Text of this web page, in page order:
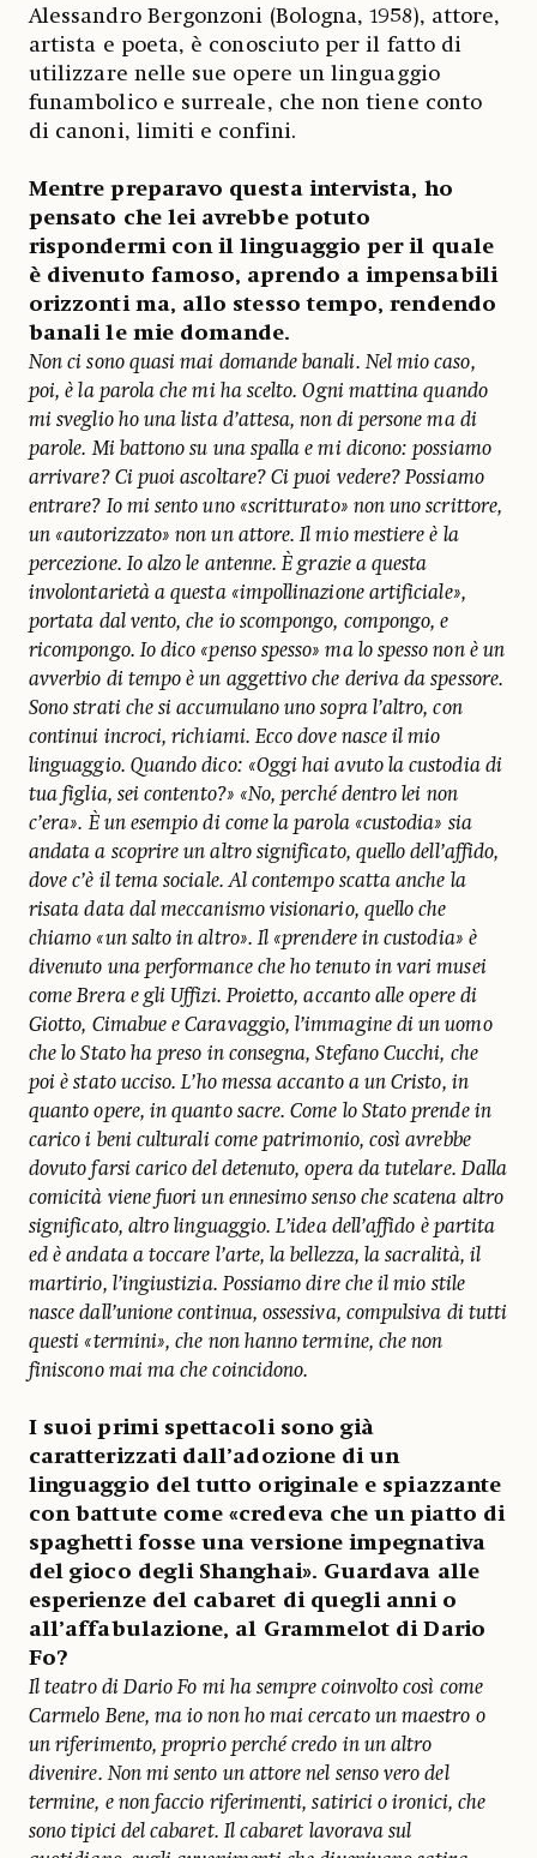
Alessandro Bergonzoni (Bologna, 1958), attore,
artista e poeta, è conosciuto per il fatto di
utilizzare nelle sue opere un linguaggio
funambolico e surreale, che non tiene conto
di canoni, limiti e confini.
Mentre preparavo questa intervista, ho
pensato che lei avrebbe potuto
rispondermi con il linguaggio per il quale
è divenuto famoso, aprendo a impensabili
orizzonti ma, allo stesso tempo, rendendo
banali le mie domande.
Non ci sono quasi mai domande banali. Nel mio caso,
poi, è la parola che mi ha scelto. Ogni mattina quando
mi sveglio ho una lista d’attesa, non di persone ma di
parole. Mi battono su una spalla e mi dicono: possiamo
arrivare? Ci puoi ascoltare? Ci puoi vedere? Possiamo
entrare? Io mi sento uno «scritturato» non uno scrittore,
un «autorizzato» non un attore. Il mio mestiere è la
percezione. Io alzo le antenne. È grazie a questa
involontarietà a questa «impollinazione artificiale»,
portata dal vento, che io scompongo, compongo, e
ricompongo. Io dico «penso spesso» ma lo spesso non è un
avverbio di tempo è un aggettivo che deriva da spessore.
Sono strati che si accumulano uno sopra l’altro, con
continui incroci, richiami. Ecco dove nasce il mio
linguaggio. Quando dico: «Oggi hai avuto la custodia di
tua figlia, sei contento?» «No, perché dentro lei non
c’era». È un esempio di come la parola «custodia» sia
andata a scoprire un altro significato, quello dell’affido,
dove c’è il tema sociale. Al contempo scatta anche la
risata data dal meccanismo visionario, quello che
chiamo «un salto in altro». Il «prendere in custodia» è
divenuto una performance che ho tenuto in vari musei
come Brera e gli Uffizi. Proietto, accanto alle opere di
Giotto, Cimabue e Caravaggio, l’immagine di un uomo
che lo Stato ha preso in consegna, Stefano Cucchi, che
poi è stato ucciso. L’ho messa accanto a un Cristo, in
quanto opere, in quanto sacre. Come lo Stato prende in
carico i beni culturali come patrimonio, così avrebbe
dovuto farsi carico del detenuto, opera da tutelare. Dalla
comicità viene fuori un ennesimo senso che scatena altro
significato, altro linguaggio. L’idea dell’affido è partita
ed è andata a toccare l’arte, la bellezza, la sacralità, il
martirio, l’ingiustizia. Possiamo dire che il mio stile
nasce dall’unione continua, ossessiva, compulsiva di tutti
questi «termini», che non hanno termine, che non
finiscono mai ma che coincidono.
I suoi primi spettacoli sono già
caratterizzati dall’adozione di un
linguaggio del tutto originale e spiazzante
con battute come «credeva che un piatto di
spaghetti fosse una versione impegnativa
del gioco degli Shanghai». Guardava alle
esperienze del cabaret di quegli anni o
all’affabulazione, al Grammelot di Dario
Fo?
Il teatro di Dario Fo mi ha sempre coinvolto così come
Carmelo Bene, ma io non ho mai cercato un maestro o
un riferimento, proprio perché credo in un altro
divenire. Non mi sento un attore nel senso vero del
termine, e non faccio riferimenti, satirici o ironici, che
sono tipici del cabaret. Il cabaret lavorava sul